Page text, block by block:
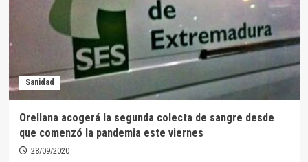
tu
Sanidad
Orellana acogerá la segunda colecta de sangre desde
que comenzó la pandemia este viernes
28/09/2020